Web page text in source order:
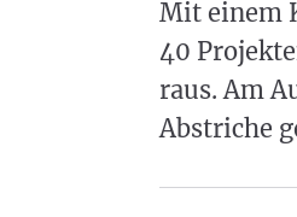
Mit einem
40
raus. Am
Abstriche